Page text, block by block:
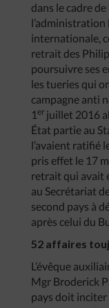
dans le cadre
internationale,
retrait des
poursuivre ses
les tueries qui
campagne anti
1 er juillet 2016
État partie au
l’avaient ratifié
pris effet le 17
retrait qui avait
au Secrétariat
second pays à
après celui du
52 affaires
L’évêque
Mgr Broderick
pays doit